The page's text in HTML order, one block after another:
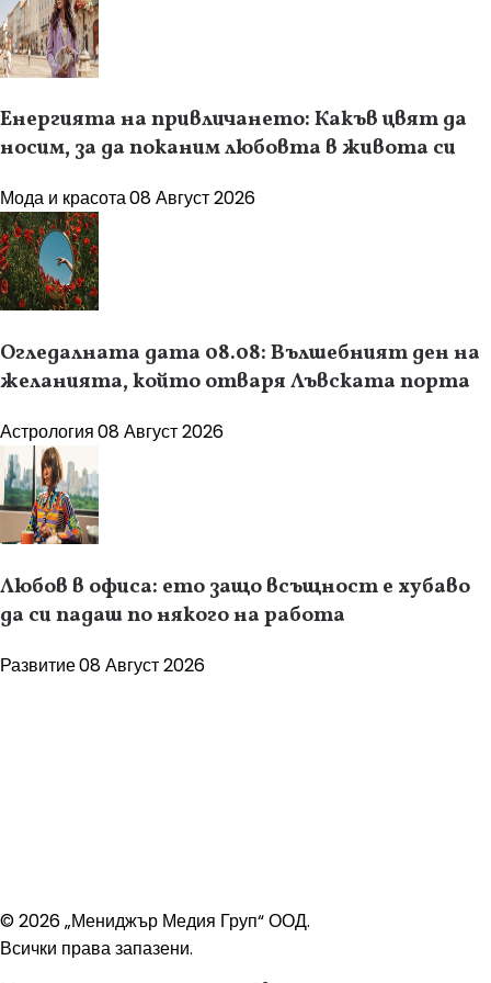
Енергията на привличането: Какъв цвят да
носим, за да поканим любовта в живота си
Мода и красота08 Август 2026
Огледалната дата 08.08: Вълшебният ден на
желанията, който отваря Лъвската порта
Астрология08 Август 2026
Любов в офиса: ето защо всъщност е хубаво
да си падаш по някого на работа
Развитие08 Август 2026
© 2026 „Мениджър Медия Груп“ ООД.
Всички права запазени.